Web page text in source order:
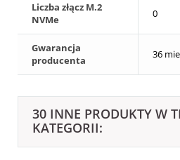
Liczba złącz M.2
NVMe
0
Gwarancja
producenta
36
30 INNE PRODUKTY W
KATEGORII: